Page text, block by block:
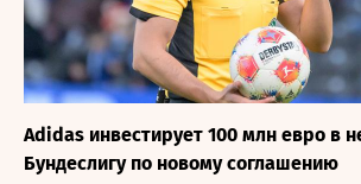
Adidas инвестирует 100 млн евро в
Бундеслигу по новому соглашению